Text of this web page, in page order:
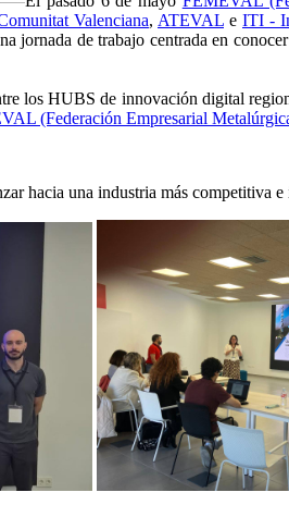
Valenciana, ATEVAL e ITI -
de trabajo centrada en
los HUBS de innovación digital
(Federación Empresarial
hacia una industria más competitiva e